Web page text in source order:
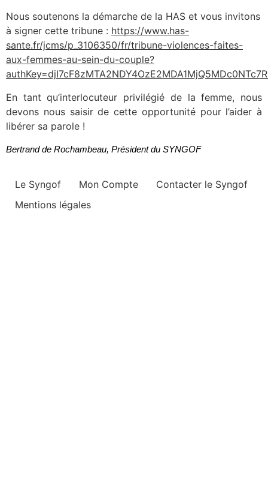
Nous soutenons la démarche de la HAS et vous invitons
à signer cette tribune : https://www.has-
sante.fr/jcms/p_3106350/fr/tribune-violences-faites-
aux-femmes-au-sein-du-couple?
En tant qu’interlocuteur privilégié de la femme, nous
devons nous saisir de cette opportunité pour l’aider à
libérer sa parole !
Bertrand de Rochambeau, Président du SYNGOF
Le Syngof Mon Compte
Contacter le Syngof
Mentions légales